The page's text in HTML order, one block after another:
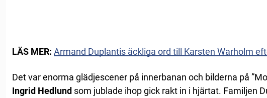
LÄS MER: Armand Duplantis äckliga ord till Karsten Warholm
Det var enorma glädjescener på innerbanan och bilderna på
Ingrid Hedlund som jublade ihop gick rakt in i hjärtat. Familjen